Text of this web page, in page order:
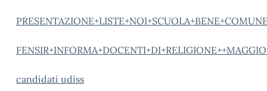
candidati udiss